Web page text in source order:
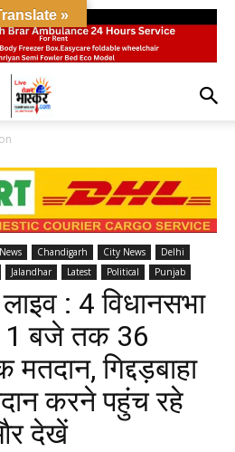
Chandigarh City News
Delhi
Jalandhar Latest Political Punjab
: 4 विधानसभा
1 बजे तक 36
गिद्दड़बाहा
करने पहुंच रहे
देखें
»